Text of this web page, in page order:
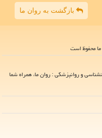
بازگشت به روان ما
و روانپزشکی : روان ما، همراه شما